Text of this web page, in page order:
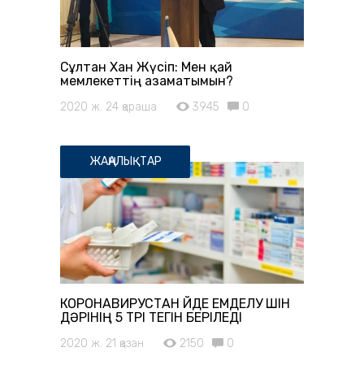
Сұлтан Хан Жүсіп: Мен қай
мемлекеттің азаматымын?
2020 ж. 24 қараша 3945 0
ЖАҢАЛЫҚТАР
КОРОНАВИРУСТАН ҮЙДЕ ЕМДЕЛУ ҮШІН
ДӘРІНІҢ 5 ТҮРІ ТЕГІН БЕРІЛЕДІ
2020 ж. 21 қазан 2150 0